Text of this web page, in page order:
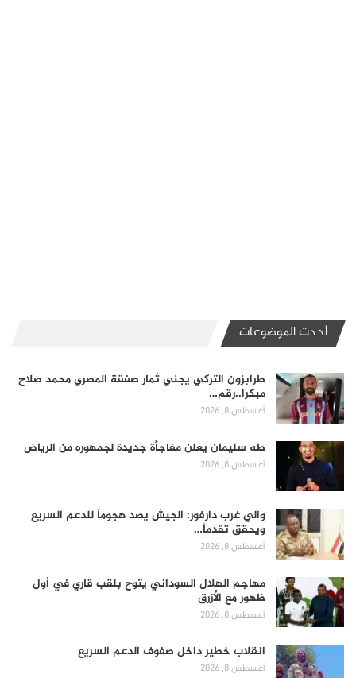
أحدث الموضوعات
طرابزون التركي يجني ثمار صفقة المصري محمد صلاح
مبكرا..رقم…
أغسطس 8, 2026
طه سليمان يعلن مفاجأة جديدة لجمهوره من الرياض
أغسطس 8, 2026
والي غرب دارفور: الجيش يصد هجوماً للدعم السريع
ويحقق تقدماً…
أغسطس 8, 2026
مهاجم الهلال السوداني يتوج بلقب قاري في أول
ظهور مع الأزرق
أغسطس 8, 2026
انقلاب خطير داخل صفوف الدعم السريع
أغسطس 8, 2026